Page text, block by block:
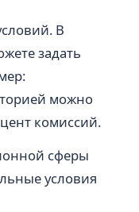
В
задать
можно
комиссий.
сферы
условия